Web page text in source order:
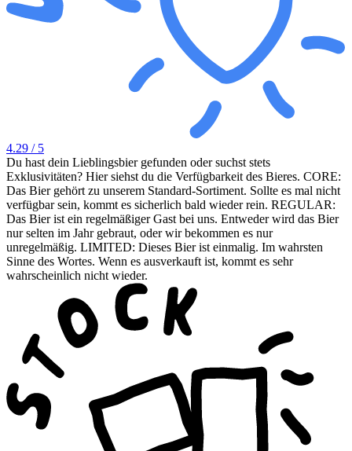
4.29 / 5
Du hast dein Lieblingsbier gefunden oder suchst stets
Exklusivitäten? Hier siehst du die Verfügbarkeit des Bieres. CORE:
Das Bier gehört zu unserem Standard-Sortiment. Sollte es mal nicht
verfügbar sein, kommt es sicherlich bald wieder rein. REGULAR:
Das Bier ist ein regelmäßiger Gast bei uns. Entweder wird das Bier
nur selten im Jahr gebraut, oder wir bekommen es nur
unregelmäßig. LIMITED: Dieses Bier ist einmalig. Im wahrsten
Sinne des Wortes. Wenn es ausverkauft ist, kommt es sehr
wahrscheinlich nicht wieder.